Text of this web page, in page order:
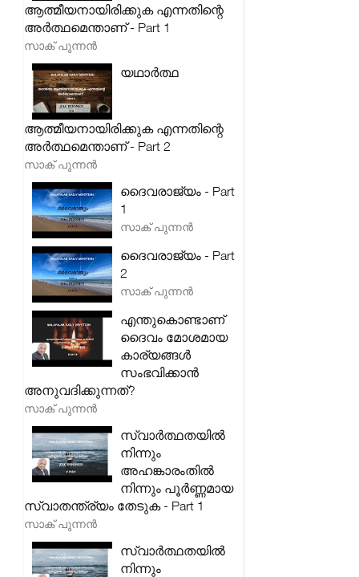
ആത്മീയനായിരിക്കുക എന്നതിന്റെ
അർത്ഥമെന്താണ് - Part 1
സാക് പുന്നൻ
യഥാർത്ഥ
ആത്മീയനായിരിക്കുക എന്നതിന്റെ
അർത്ഥമെന്താണ് - Part 2
സാക് പുന്നൻ
ദൈവരാജ്യം - Part
1
സാക് പുന്നൻ
ദൈവരാജ്യം - Part
2
സാക് പുന്നൻ
എന്തുകൊണ്ടാണ്
ദൈവം മോശമായ
കാര്യങ്ങൾ
സംഭവിക്കാൻ
അനുവദിക്കുന്നത്?
സാക് പുന്നൻ
സ്വാർത്ഥതയിൽ
നിന്നും
അഹങ്കാരംതിൽ
നിന്നും പൂർണ്ണമായ
സ്വാതന്ത്ര്യം തേടുക - Part 1
സാക് പുന്നൻ
സ്വാർത്ഥതയിൽ
നിന്നും